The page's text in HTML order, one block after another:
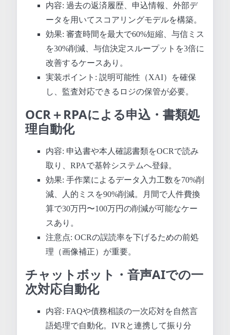
内容: 過去の返済履歴、申込情報、外部デ
ータを用いてスコアリングモデルを構築。
効果: 審査時間を最大で60%短縮、与信ミス
を30%削減、与信決定スループットを3倍に
改善するケースあり。
実装ポイント: 説明可能性（XAI）を確保
し、監査対応できるロジの保管が必要。
OCR＋RPAによる申込・書類処
理自動化
内容: 申込書や本人確認書類をOCRで読み
取り、RPAで基幹システムへ登録。
効果: 手作業によるデータ入力工数を70%削
減、人的ミスを90%削減。月間で人件費換
算で30万円〜100万円の削減が可能なケー
スあり。
注意点: OCRの誤読率を下げるための前処
理（画像補正）が重要。
チャットボット・音声AIでの一
次対応自動化
内容: FAQや債務相談の一次応対を自然言
語処理で自動化。IVRと連携して振り分